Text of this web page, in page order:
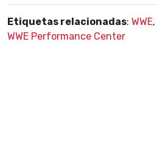
Etiquetas relacionadas: WWE,
WWE Performance Center